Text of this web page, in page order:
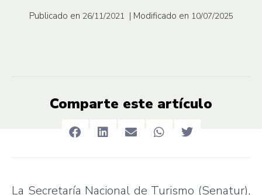
Publicado en 26/11/2021 | Modificado en 10/07/2025
Comparte este artículo
La Secretaría Nacional de Turismo (Senatur),